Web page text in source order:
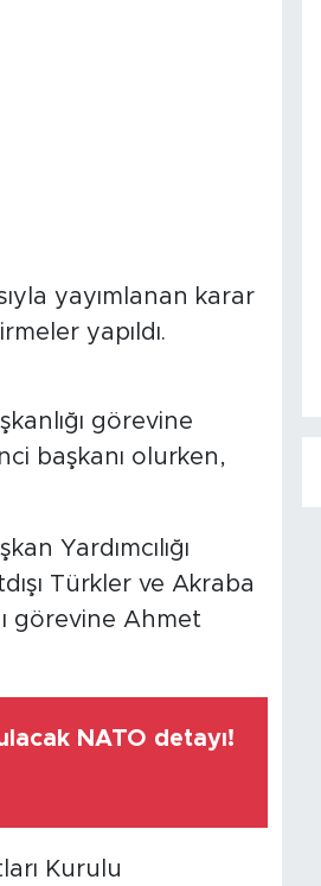
yayımlanan karar
yapıldı.
görevine
başkanı olurken,
Yardımcılığı
Türkler ve Akraba
görevine Ahmet
NATO detayı!
Kurulu